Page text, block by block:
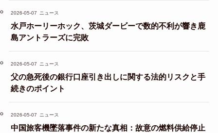
2026-05-07 ニュース
水戸ホーリーホック、茨城ダービーで数的不利が響き鹿
島アントラーズに完敗
2026-05-07 ニュース
父の急死後の銀行口座引き出しに関する法的リスクと手
続きのポイント
2026-05-07 ニュース
中国旅客機墜落事件の新たな真相：故意の燃料供給停止